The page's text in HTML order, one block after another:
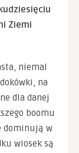
Ziemi
niemal
na
dla danej
boomu
dominują w
wiosek są